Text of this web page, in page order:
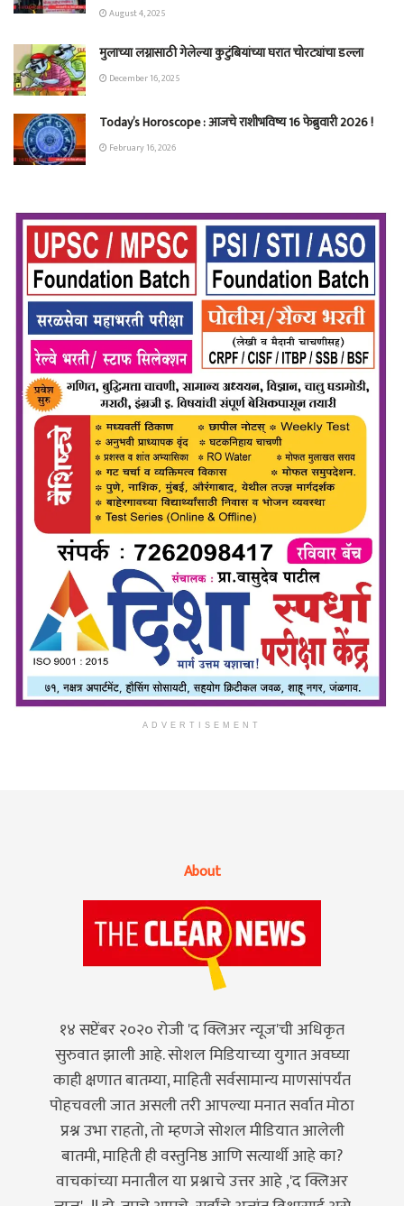
August 4, 2025
मुलाच्या लग्नासाठी गेलेल्या कुटुंबियांच्या घरात चोरट्यांचा डल्ला
December 16, 2025
Today’s Horoscope : आजचे राशीभविष्य 16 फेब्रुवारी 2026 !
February 16, 2026
ADVERTISEMENT
About
१४ सप्टेंबर २०२० रोजी 'द क्लिअर न्यूज'ची अधिकृत
सुरुवात झाली आहे. सोशल मिडियाच्या युगात अवघ्या
काही क्षणात बातम्या, माहिती सर्वसामान्य माणसांपर्यंत
पोहचवली जात असली तरी आपल्या मनात सर्वात मोठा
प्रश्न उभा राहतो, तो म्हणजे सोशल मीडियात आलेली
बातमी, माहिती ही वस्तुनिष्ठ आणि सत्यार्थी आहे का?
वाचकांच्या मनातील या प्रश्नाचे उत्तर आहे ,'द क्लिअर